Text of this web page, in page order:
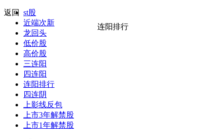
返回
连阳排行
st股
近端次新
龙回头
低价股
高价股
三连阳
四连阳
连阳排行
四连阴
上影线反包
上市3年解禁股
上市1年解禁股